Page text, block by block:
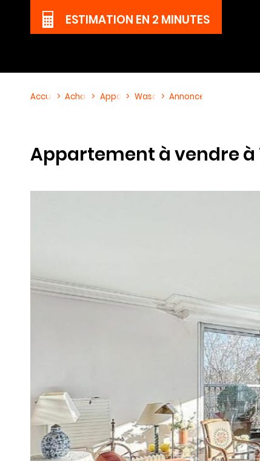
ESTIMATION EN 2 MINUTES
Accueil Achat AppartementWasquehalAnnonce immobilière
Appartement à vendre à